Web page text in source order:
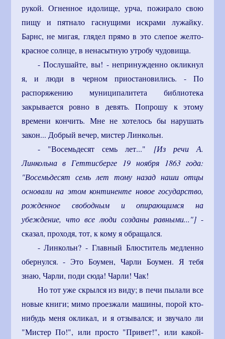
рукой. Огненное идолище, урча, пожирало свою
пищу и пятнало гаснущими искрами лужайку.
Барнс, не мигая, глядел прямо в это слепое желто-
красное солнце, в ненасытную утробу чудовища.
- Послушайте, вы! - непринужденно окликнул
я, и люди в черном приостановились. - По
распоряжению муниципалитета библиотека
закрывается ровно в девять. Попрошу к этому
времени кончить. Мне не хотелось бы нарушать
закон... Добрый вечер, мистер Линкольн.
- "Восемьдесят семь лет..." [Из речи А.
Линкольна в Геттисберге 19 ноября 1863 года:
"Восемьдесят семь лет тому назад наши отцы
основали на этом континенте новое государство,
рожденное свободным и опирающимся на
убеждение, что все люди созданы равными..."] -
сказал, проходя, тот, к кому я обращался.
- Линкольн? - Главный Блюститель медленно
обернулся. - Это Боумен, Чарли Боумен. Я тебя
знаю, Чарли, поди сюда! Чарли! Чак!
Но тот уже скрылся из виду; в печи пылали все
новые книги; мимо проезжали машины, порой кто-
нибудь меня окликал, и я отзывался; и звучало ли
"Мистер По!", или просто "Привет!", или какой-